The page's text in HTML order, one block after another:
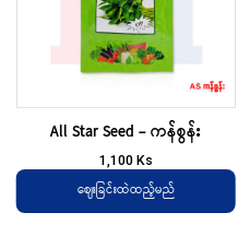
All Star Seed – ကန်စွန်း
1,100 Ks
ဈေးခြင်းထဲထည့်မည်